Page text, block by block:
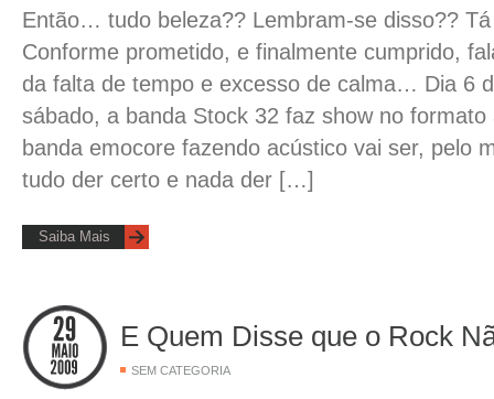
Então… tudo beleza?? Lembram-se disso??
Conforme prometido, e finalmente cumprido,
da falta de tempo e excesso de calma… Dia 6
sábado, a banda Stock 32 faz show no formato
banda emocore fazendo acústico vai ser, pelo
tudo der certo e nada der […]
Saiba Mais
E Quem Disse que o Rock
SEM CATEGORIA